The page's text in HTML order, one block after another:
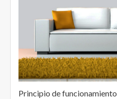
Principio de funcionamiento